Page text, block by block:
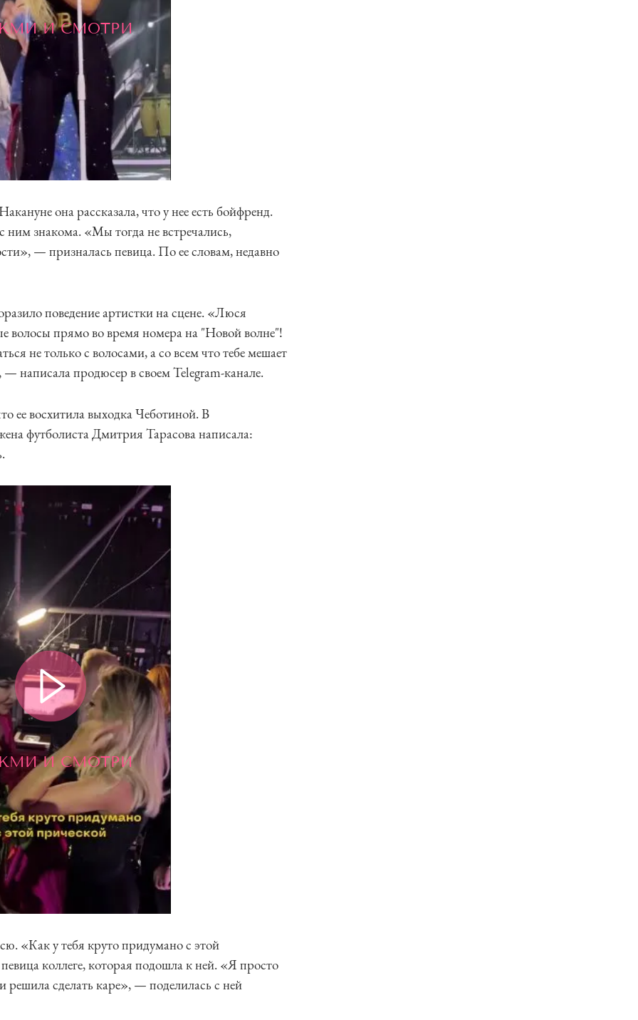
И СМОТРИ
она рассказала, что у нее есть бойфренд.
ним знакома. «Мы тогда не встречались,
— призналась певица. По ее словам, недавно
поведение артистки на сцене. «Люся
волосы прямо во время номера на "Новой волне"!
не только с волосами, а со всем что тебе мешает
написала продюсер в своем Telegram-канале.
ее восхитила выходка Чеботиной. В
футболиста Дмитрия Тарасова написала:
И СМОТРИ
«Как у тебя круто придумано с этой
коллеге, которая подошла к ней. «Я просто
сделать каре», — поделилась с ней